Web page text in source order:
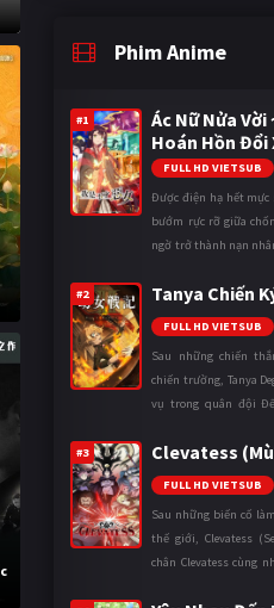
Phim Anime
#1
Ác Nữ Nửa Vời
Hoán Hồn Đổi
FULL HD VIETSUB
Được điện hạ hết mực
bướm rực rỡ giữa
ngờ trở thành nạn
thuật để hoán đổi th ...
#2 Tanya Chiến
FULL HD VIETSUB
Sau những chiến
chiến trường, Tanya
vụ trong quân đội
mặt trận. Dù sở hữu tài
#3 Clevatess
FULL HD VIETSUB
Sau những biến cố
thế giới, Clevatess
chân Clevatess cùng